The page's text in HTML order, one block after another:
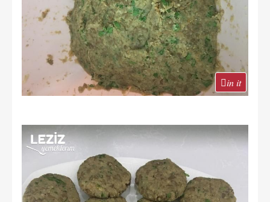
in it